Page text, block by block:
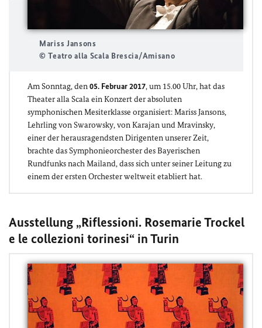
Mariss Jansons
© Teatro alla Scala Brescia/Amisano
Am Sonntag, den05. Februar 2017, um 15.00 Uhr, hat das
Theater alla Scala ein Konzert der absoluten
symphonischen Mesiterklasse organisiert: Mariss Jansons,
Lehrling von Swarowsky, von Karajan und Mravinsky,
einer der herausragendsten Dirigenten unserer Zeit,
brachte das Symphonieorchester des Bayerischen
Rundfunks nach Mailand, dass sich unter seiner Leitung zu
einem der ersten Orchester weltweit etabliert hat.
Ausstellung „Riflessioni. Rosemarie Trockel
e le collezioni torinesi“ in Turin